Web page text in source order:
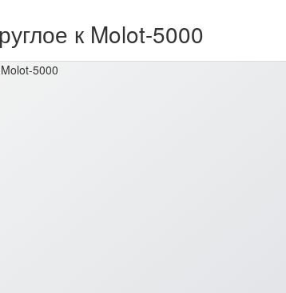
к Molot-5000